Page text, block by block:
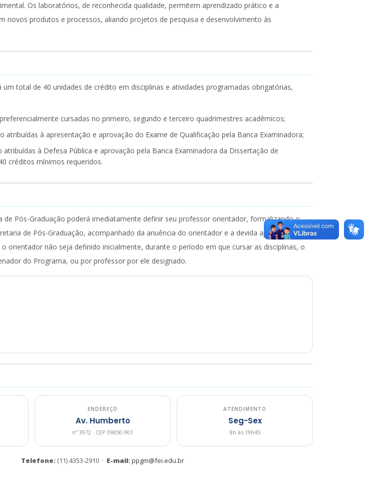
Os laboratórios, de reconhecida qualidade, permitem aprendizado prático e a
novos produtos e processos, aliando projetos de pesquisa e desenvolvimento às
total de 40 unidades de crédito em disciplinas e atividades programadas obrigatórias,
cursadas no primeiro, segundo e terceiro quadrimestres acadêmicos;
atribuídas à apresentação e aprovação do Exame de Qualificação pela Banca Examinadora;
atribuídas à Defesa Pública e aprovação pela Banca Examinadora da Dissertação de
créditos mínimos requeridos.
de Pós-Graduação poderá imediatamente definir seu professor orientador, formalizando o
de Pós-Graduação, acompanhado da anuência do orientador e a devida aprovação do
orientador não seja definido inicialmente, durante o período em que cursar as disciplinas, o
do Programa, ou por professor por ele designado.
ENDEREÇO
Av. Humberto
nº 3972 · CEP 09850-901
ATENDIMENTO
Seg-Sex
8h às 19h45
Telefone: (11) 4353-2910 · E-mail:ppgm@fei.edu.br